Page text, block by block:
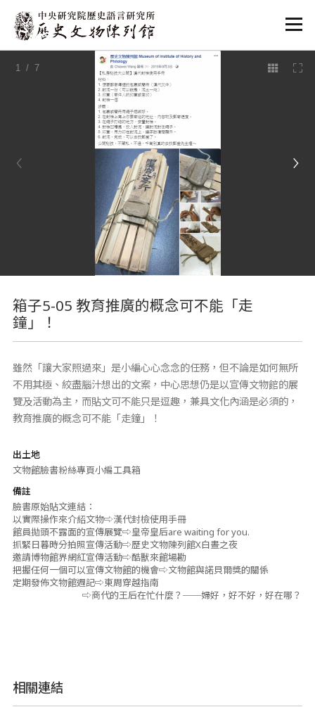
:::
1 / 7
箱子5-05 教育推廣的概念可不能「走
鐘」！
雖然「讓大家照過來」是小編心心念念的任務，但不論是如何無所
不用其極、絞盡腦汁想出的文案，中心思想仍是以宣傳文物館的展
覽及活動為主，而貼文可不能只是逗趣，兼具文化內涵是必須的，
教育推廣的概念可不能「走鐘」！
出土地
文物館臉書粉絲專頁小編工具箱
備註
臉書原始貼文連結：
以實際操作來介紹文物⇨漢代封檢使用手冊
館員拋頭不露面的宣傳展覽⇨皇帝皇后are waiting for you.
抓緊日暮時分拍照宣傳活動⇨歷史文物陳列館X白晝之夜
邀請博物館界網紅宣傳活動⇨酷獸來館場勘
把握任何一個可以宣傳文物館的機會⇨文物館與諾貝爾獎的關係
定期發佈文物館週記⇨東周穿越指南
⇨商代的王后在忙什麼？──婦好，好不好，好在哪？
相關連結